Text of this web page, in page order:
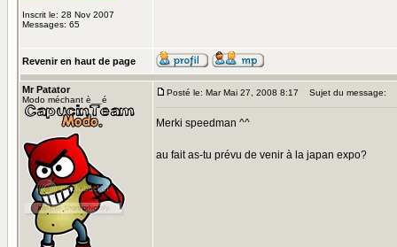
Inscrit le: 28 Nov 2007
Messages: 65
Revenir en haut de page
Mr Patator
Modo méchant è__é
Posté le: Mar Mai 27, 2008 8:17 Sujet du message:
Merki speedman ^^
au fait as-tu prévu de venir à la japan expo?